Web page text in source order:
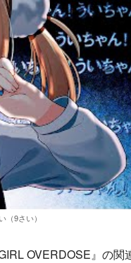
9さい）
OVERDOSE』の関